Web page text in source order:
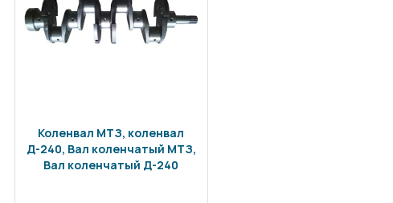
Коленвал МТЗ, коленвал
Д-240, Вал коленчатый МТЗ,
Вал коленчатый Д-240